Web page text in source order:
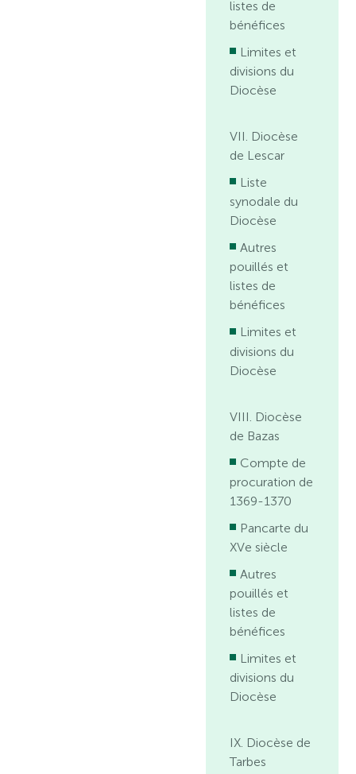
listes de
bénéfices
Limites et
divisions du
Diocèse
VII. Diocèse
de Lescar
Liste
synodale du
Diocèse
Autres
pouillés et
listes de
bénéfices
Limites et
divisions du
Diocèse
VIII. Diocèse
de Bazas
Compte de
procuration de
1369-1370
Pancarte du
XVe siècle
Autres
pouillés et
listes de
bénéfices
Limites et
divisions du
Diocèse
IX. Diocèse de
Tarbes